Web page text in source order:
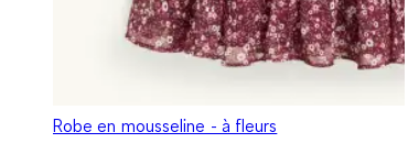
Robe en mousseline - à fleurs